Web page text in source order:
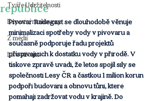
Tváře Udržitelnosti
Expertní rozhovory
Z médií
Live stream
republice
Pivovar Radegast se dlouhodobě věnuje
minimalizaci spotřeby vody v pivovaru a
současně podporuje řadu projektů
přispívajících k dostatku vody v přírodě. V
tiskové zprávě uvádí, že letos spojil síly se
společností Lesy ČR a částkou 1 milion korun
podpoří budování a obnovu tůní, které
pomáhají zadržovat vodu v krajině. Do